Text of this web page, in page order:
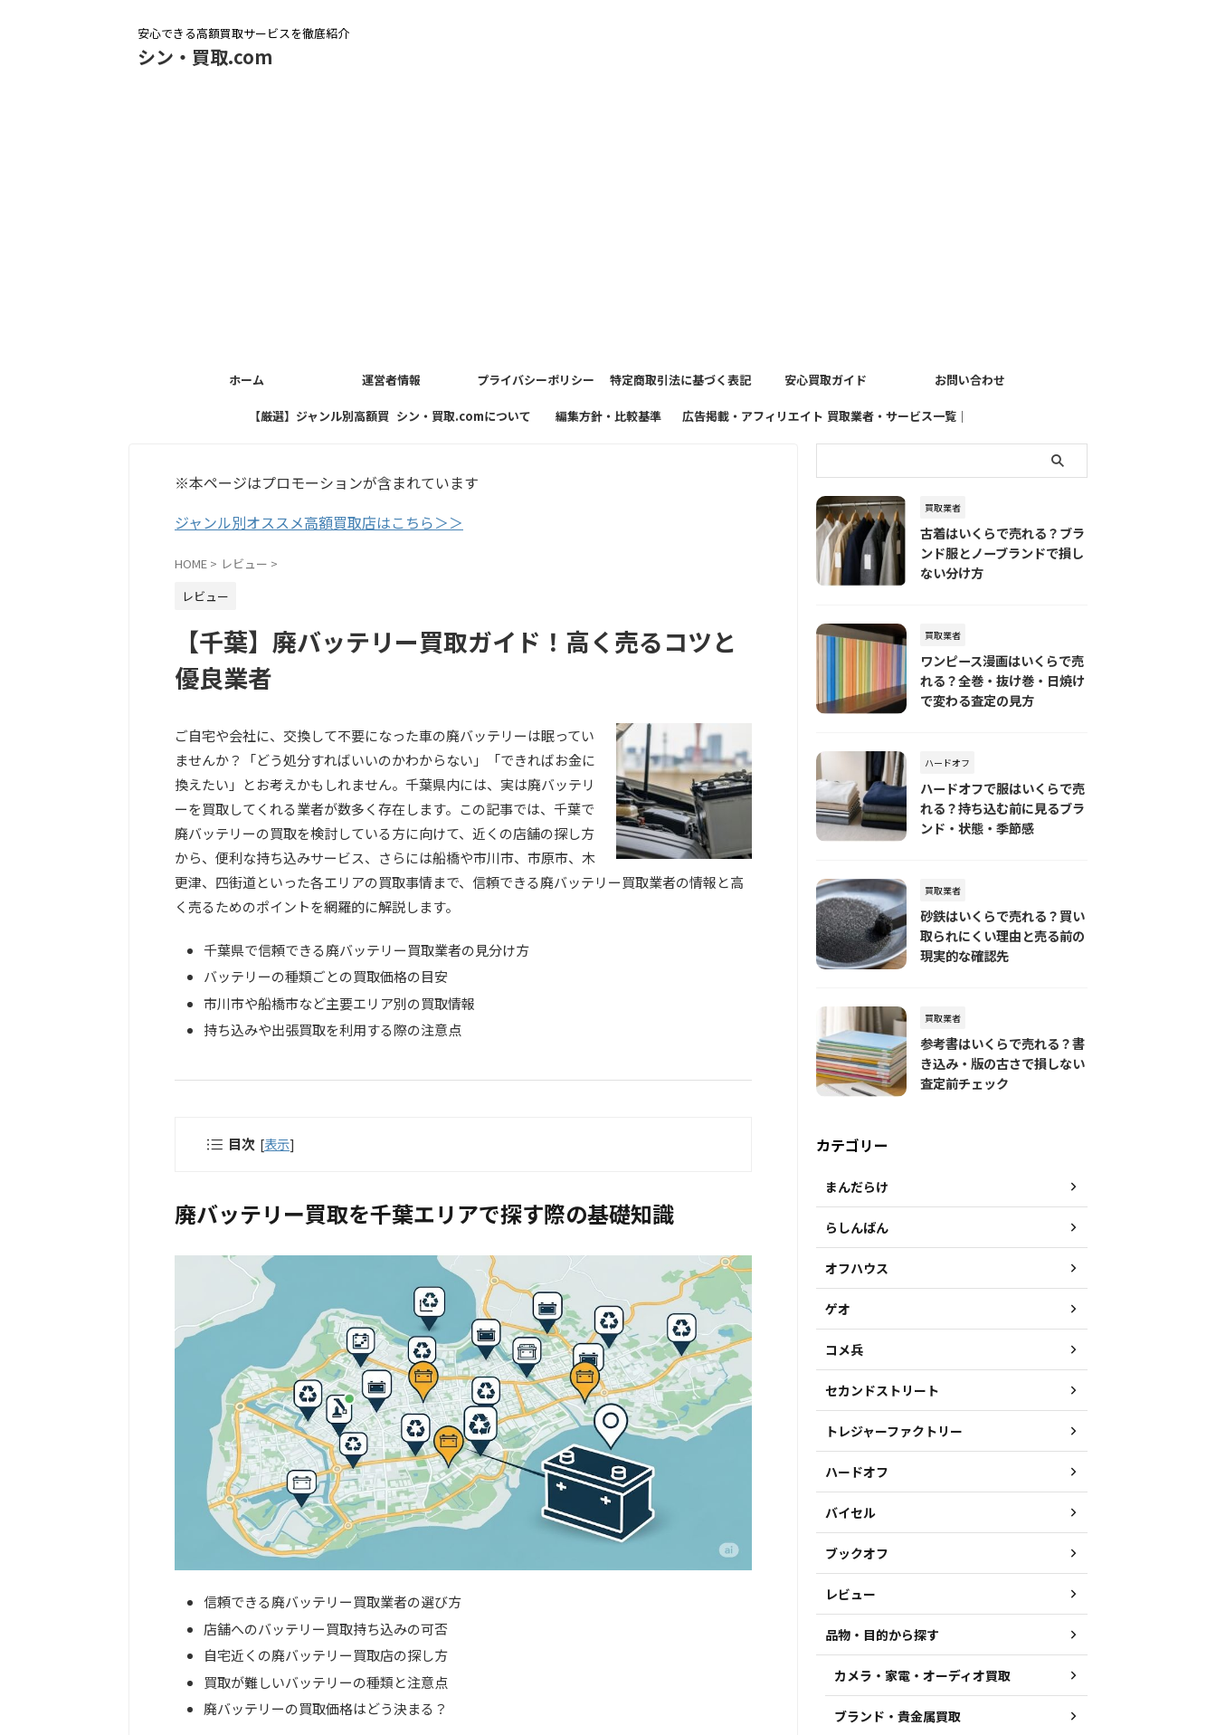
安心できる高額買取サービスを徹底紹介
シン・買取.com
ホーム 運営者情報 プライバシーポリシー 特定商取引法に基づく表記 安心買取ガイド お問い合わせ
【厳選】ジャンル別高額買 シン・買取.comについて 編集方針・比較基準 広告掲載・アフィリエイト 買取業者・サービス一覧｜
※本ページはプロモーションが含まれています
ジャンル別オススメ高額買取店はこちら＞＞
HOME > レビュー >
レビュー
【千葉】廃バッテリー買取ガイド！高く売るコツと
優良業者
ご自宅や会社に、交換して不要になった車の廃バッテリーは眠ってい
ませんか？「どう処分すればいいのかわからない」「できればお金に
換えたい」とお考えかもしれません。千葉県内には、実は廃バッテリ
ーを買取してくれる業者が数多く存在します。この記事では、千葉で
廃バッテリーの買取を検討している方に向けて、近くの店舗の探し方
から、便利な持ち込みサービス、さらには船橋や市川市、市原市、木
更津、四街道といった各エリアの買取事情まで、信頼できる廃バッテリー買取業者の情報と高
く売るためのポイントを網羅的に解説します。
千葉県で信頼できる廃バッテリー買取業者の見分け方
バッテリーの種類ごとの買取価格の目安
市川市や船橋市など主要エリア別の買取情報
持ち込みや出張買取を利用する際の注意点
目次 [表示]
廃バッテリー買取を千葉エリアで探す際の基礎知識
信頼できる廃バッテリー買取業者の選び方
店舗へのバッテリー買取持ち込みの可否
自宅近くの廃バッテリー買取店の探し方
買取が難しいバッテリーの種類と注意点
廃バッテリーの買取価格はどう決まる？
買取業者
古着はいくらで売れる？ブラ
ンド服とノーブランドで損し
ない分け方
買取業者
ワンピース漫画はいくらで売
れる？全巻・抜け巻・日焼け
で変わる査定の見方
ハードオフ
ハードオフで服はいくらで売
れる？持ち込む前に見るブラ
ンド・状態・季節感
買取業者
砂鉄はいくらで売れる？買い
取られにくい理由と売る前の
現実的な確認先
買取業者
参考書はいくらで売れる？書
き込み・版の古さで損しない
査定前チェック
カテゴリー
まんだらけ
らしんばん
オフハウス
ゲオ
コメ兵
セカンドストリート
トレジャーファクトリー
ハードオフ
バイセル
ブックオフ
レビュー
品物・目的から探す
カメラ・家電・オーディオ買取
ブランド・貴金属買取